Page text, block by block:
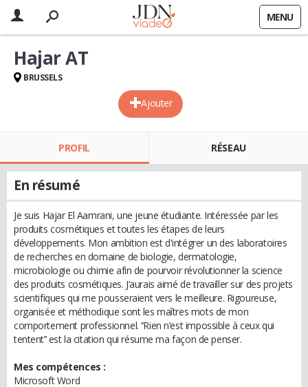
MENU
Ajouter
Hajar AT
BRUSSELS
PROFIL RÉSEAU
En résumé
Je suis Hajar El Aamrani, une jeune étudiante. Intéressée par les
produits cosmétiques et toutes les étapes de leurs
développements. Mon ambition est d'intégrer un des laboratoires
de recherches en domaine de biologie, dermatologie,
microbiologie ou chimie afin de pourvoir révolutionner la science
des produits cosmétiques. J’aurais aimé de travailler sur des projets
scientifiques qui me pousseraient vers le meilleure. Rigoureuse,
organisée et méthodique sont les maîtres mots de mon
comportement professionnel. ‘’Rien n’est impossible à ceux qui
tentent’’ est la citation qui résume ma façon de penser.
Mes compétences :
Microsoft Word